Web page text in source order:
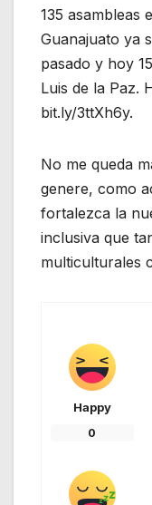
135 asambleas
Guanajuato ya
pasado y hoy
Luis de la Paz.
bit.ly/3ttXh6y.
No me queda
genere, como
fortalezca la
inclusiva que
multiculturales
Happy
0